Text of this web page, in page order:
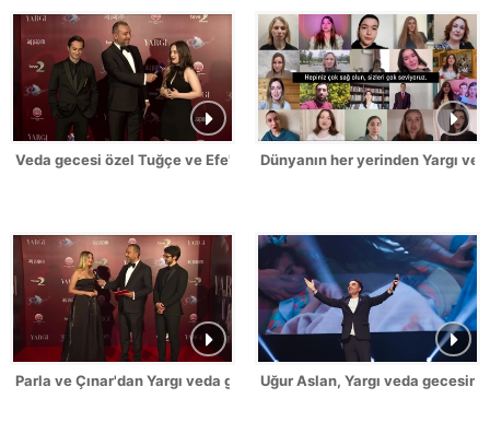
Veda gecesi özel Tuğçe ve Efe'den açıklamalar!Dünyanın her yerinden Yargı
Parla ve Çınar'dan Yargı veda gecesi açıklamaları!
Uğur Aslan, Yargı veda